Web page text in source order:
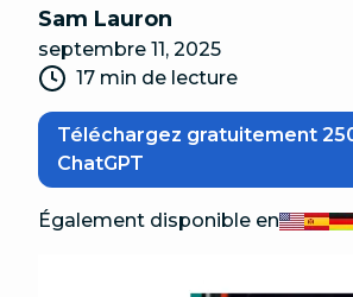
Sam Lauron
septembre 11, 2025
17 min de lecture
Téléchargez gratuitement
ChatGPT
Également disponible enEnglish